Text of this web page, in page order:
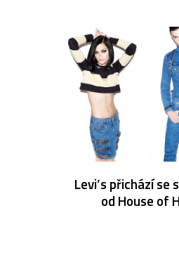
Levi’s přichází se
od House of